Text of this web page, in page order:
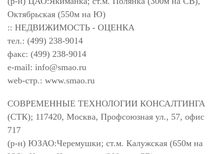
Октябрьская (550м на Ю)
:: НЕДВИЖИМОСТЬ - ОЦЕНКА
тел.: (499) 238-9014
факс: (499) 238-9014
e-mail: info@smao.ru
web-стр.: www.smao.ru
СОВРЕМЕННЫЕ ТЕХНОЛОГИИ КОНСАЛТИНГА
(СТК); 117420, Москва, Профсоюзная ул., 57, офис
717
(р-н) ЮЗАО:Черемушки; ст.м. Калужская (650м на